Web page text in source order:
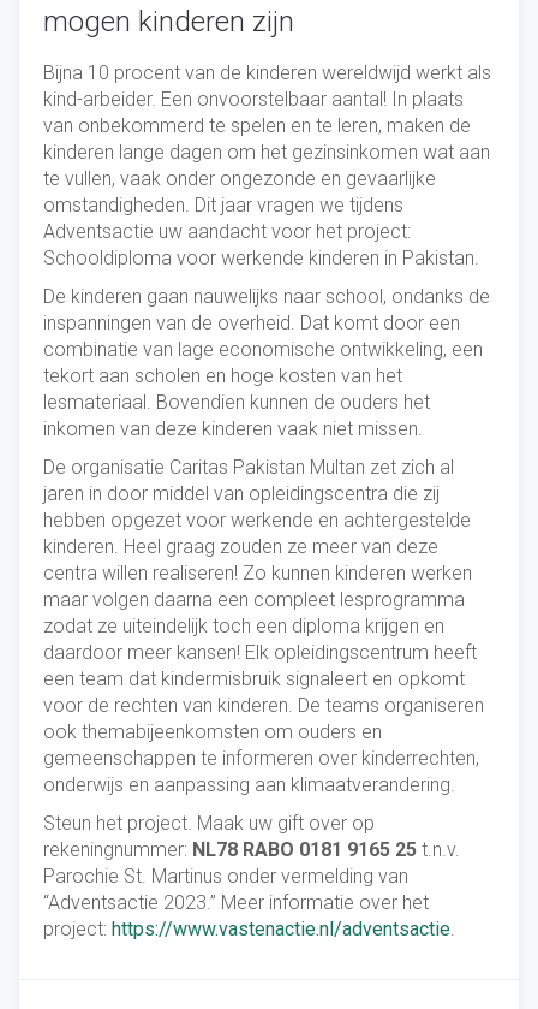
mogen kinderen zijn
Bijna 10 procent van de kinderen wereldwijd werkt als
kind-arbeider. Een onvoorstelbaar aantal! In plaats
van onbekommerd te spelen en te leren, maken de
kinderen lange dagen om het gezinsinkomen wat aan
te vullen, vaak onder ongezonde en gevaarlijke
omstandigheden. Dit jaar vragen we tijdens
Adventsactie uw aandacht voor het project:
Schooldiploma voor werkende kinderen in Pakistan.
De kinderen gaan nauwelijks naar school, ondanks de
inspanningen van de overheid. Dat komt door een
combinatie van lage economische ontwikkeling, een
tekort aan scholen en hoge kosten van het
lesmateriaal. Bovendien kunnen de ouders het
inkomen van deze kinderen vaak niet missen.
De organisatie Caritas Pakistan Multan zet zich al
jaren in door middel van opleidingscentra die zij
hebben opgezet voor werkende en achtergestelde
kinderen. Heel graag zouden ze meer van deze
centra willen realiseren! Zo kunnen kinderen werken
maar volgen daarna een compleet lesprogramma
zodat ze uiteindelijk toch een diploma krijgen en
daardoor meer kansen! Elk opleidingscentrum heeft
een team dat kindermisbruik signaleert en opkomt
voor de rechten van kinderen. De teams organiseren
ook themabijeenkomsten om ouders en
gemeenschappen te informeren over kinderrechten,
onderwijs en aanpassing aan klimaatverandering.
Steun het project. Maak uw gift over op
rekeningnummer: NL78 RABO 0181 9165 25 t.n.v.
Parochie St. Martinus onder vermelding van
“Adventsactie 2023.” Meer informatie over het
project: https://www.vastenactie.nl/adventsactie.